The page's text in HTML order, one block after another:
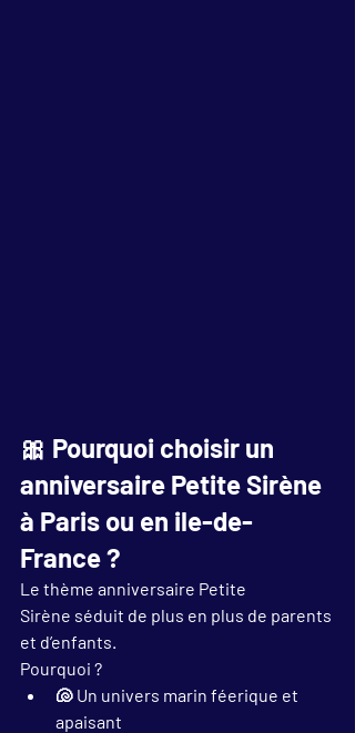
🎀 Pourquoi choisir un
anniversaire Petite Sirène
à Paris ou en ile-de-
France ?
Le thème anniversaire Petite
Sirène séduit de plus en plus de parents
et d’enfants.
Pourquoi ?
🐚 Un univers marin féerique et
apaisant